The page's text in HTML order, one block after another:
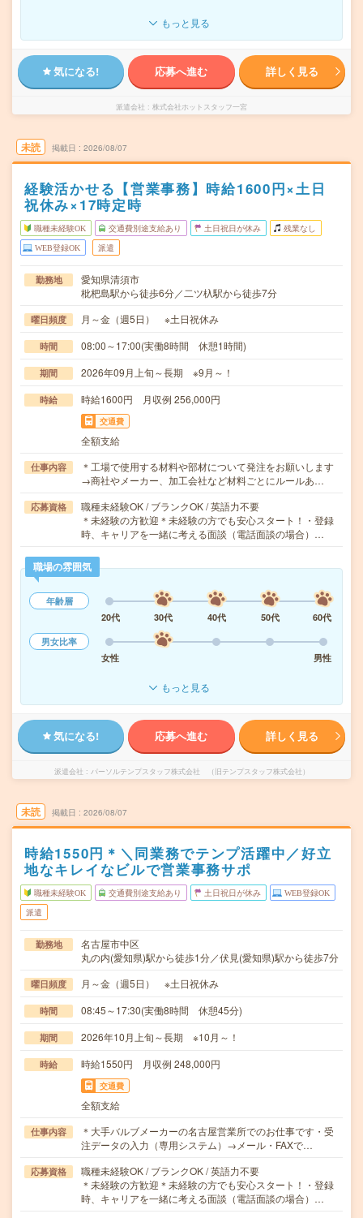
もっと見る
気になる! 応募へ進む 詳しく見る
派遣会社 株式会社ホットスタッフ一宮
未読 掲載日 2026/08/07
経験活かせる【営業事務】時給1600円×土日
祝休み×17時定時
職種未経験OK 交通費別途支給あり 土日祝日が休み 残業なし
WEB登録OK 派遣
勤務地
愛知県清須市
枇杷島駅から徒歩6分／二ツ杁駅から徒歩7分
曜日頻度 月～金（週5日） ※土日祝休み
時間 08:00～17:00(実働8時間 休憩1時間)
期間 2026年09月上旬～長期 ※9月～！
時給 時給1600円 月収例 256,000円
交通費
全額支給
仕事内容
＊工場で使用する材料や部材について発注をお願いします
→商社やメーカー、加工会社など材料ごとにルールあ…
応募資格
職種未経験OK / ブランクOK / 英語力不要
＊未経験の方歓迎＊未経験の方でも安心スタート！・登録
時、キャリアを一緒に考える面談（電話面談の場合）…
職場の雰囲気
年齢層
20代
30代 40代 50代
60代
男女比率
女性
男性
もっと見る
気になる! 応募へ進む 詳しく見る
派遣会社 パーソルテンプスタッフ株式会社 （旧テンプスタッフ株式会社）
未読 掲載日 2026/08/07
時給1550円＊＼同業務でテンプ活躍中／好立
地なキレイなビルで営業事務サポ
職種未経験OK 交通費別途支給あり 土日祝日が休み WEB登録OK
派遣
勤務地
名古屋市中区
丸の内(愛知県)駅から徒歩1分／伏見(愛知県)駅から徒歩7分
曜日頻度 月～金（週5日） ※土日祝休み
時間 08:45～17:30(実働8時間 休憩45分)
期間 2026年10月上旬～長期 ※10月～！
時給 時給1550円 月収例 248,000円
交通費
全額支給
仕事内容
＊大手バルブメーカーの名古屋営業所でのお仕事です・受
注データの入力（専用システム）→メール・FAXで…
応募資格
職種未経験OK / ブランクOK / 英語力不要
＊未経験の方歓迎＊未経験の方でも安心スタート！・登録
時、キャリアを一緒に考える面談（電話面談の場合）…